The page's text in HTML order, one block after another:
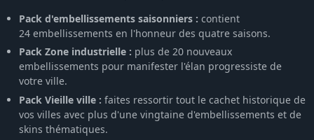
Pack d'embellissements saisonniers : contient
24 embellissements en l'honneur des quatre saisons.
Pack Zone industrielle : plus de 20 nouveaux
embellissements pour manifester l'élan progressiste de
votre ville.
Pack Vieille ville : faites ressortir tout le cachet historique de
vos villes avec plus d'une vingtaine d'embellissements et de
skins thématiques.